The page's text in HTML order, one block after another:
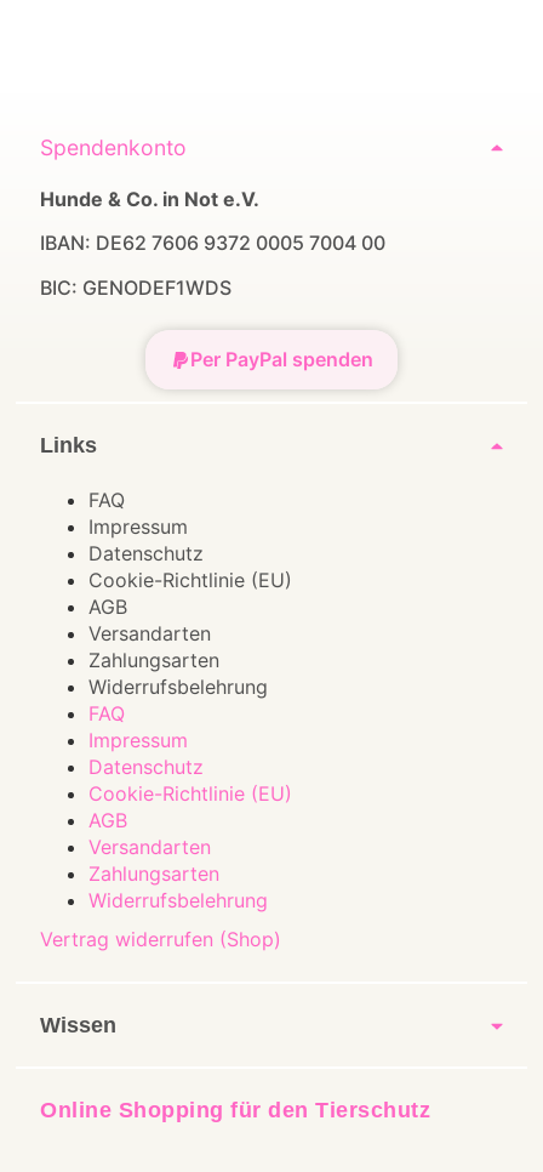
Per PayPal spenden
Spendenkonto
Hunde & Co. in Not e.V.
IBAN: DE62 7606 9372 0005 7004 00
BIC: GENODEF1WDS
Vertrag widerrufen (Shop)
Links
FAQ
Impressum
Datenschutz
Cookie-Richtlinie (EU)
AGB
Versandarten
Zahlungsarten
Widerrufsbelehrung
FAQ
Impressum
Datenschutz
Cookie-Richtlinie (EU)
AGB
Versandarten
Zahlungsarten
Widerrufsbelehrung
Wissen
Online Shopping für den Tierschutz